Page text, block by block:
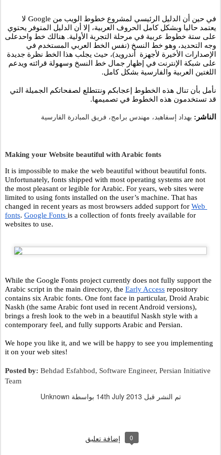
اللغتين العربية والفارسية بشكل كامل.
قد تستخدمون هذه الخطوط في تصميمها.
الناشر: بهداد إسفاهبد، مهندس برامج، فريق المبادرة الفارسية
Making your Website beautiful with Arabic fonts
It is impossible to make the web beautiful without beautiful fonts.
Unfortunately, fonts shipped with most operating systems are not
the most pleasant or legible for Arabic. For years, web sites were
limited to using fonts installed on the user’s machine. That has
changed in recent years as most browsers added support for Web
fonts. Google Fonts is a collection of fonts freely available for
websites to use.
While the Google Fonts project currently does not fully support the
Arabic script in the main directory, the Early Access repository
contains six Arabic fonts. One font face in particular, Droid Arabic
Naskh (the same Arabic font used in recent Android versions),
brings a fresh look to the web in a beautiful Naskh style with a
contemporary feel, and fully supports Arabic and Persian.
We hope you like it, and we will be happy to see you implementing
it on your web sites!
Posted by: Behdad Esfahbod, Software Engineer, Persian Initiative
Team
تم النشر قبل 14th July 2013 بواسطة Unknown
0 إضافة تعليق